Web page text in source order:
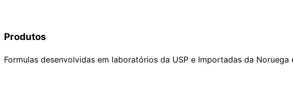
Produtos
Formulas desenvolvidas em laboratórios da USP e Importadas da Noruega